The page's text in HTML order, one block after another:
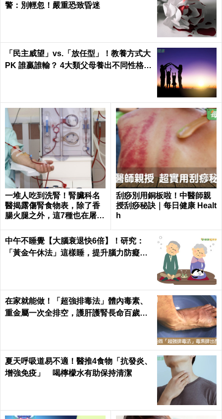
您也可能喜歡這些文章
免摸骨、免針灸、免吃藥！權威中醫教你
一拍打天下：每天９下促進氣血循環、活
絡筋骨｜每日健康 Health
男子痔瘡長期出血「血流剩一半」 醫
警：別輕忽！嚴重恐致昏迷
「民主威望」vs.「放任型」！教養方式大
腸火腿之外，這7種也在屠殺
刮痧別用銅板啦！中醫師親
授刮痧秘訣｜每日健康 Healt
h
Recommended by